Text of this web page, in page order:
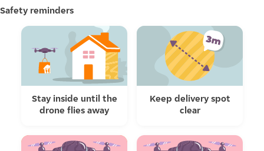
Safety reminders
Stay inside until the
drone flies away
Keep delivery spot
clear